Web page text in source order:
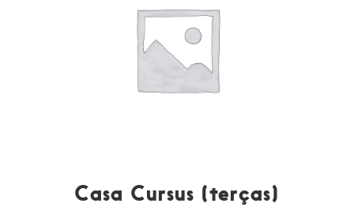
Casa Cursus (terças)